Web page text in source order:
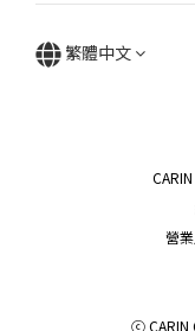
繁體中文
營
ⓒ CARIN